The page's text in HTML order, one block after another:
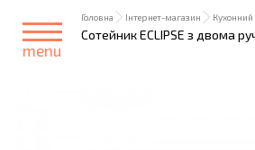
menu
Головна Інтернет-магазин Кухонний
Сотейник ECLIPSE з двома